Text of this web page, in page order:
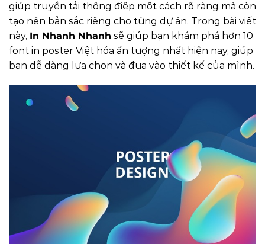
giúp truyền tải thông điệp một cách rõ ràng mà còn
tạo nên bản sắc riêng cho từng dự án. Trong bài viết
này, In Nhanh Nhanh sẽ giúp bạn khám phá hơn 10
font in poster Việt hóa ấn tượng nhất hiện nay, giúp
bạn dễ dàng lựa chọn và đưa vào thiết kế của mình.